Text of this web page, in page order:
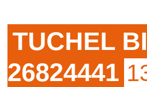
TUCHEL
26824441